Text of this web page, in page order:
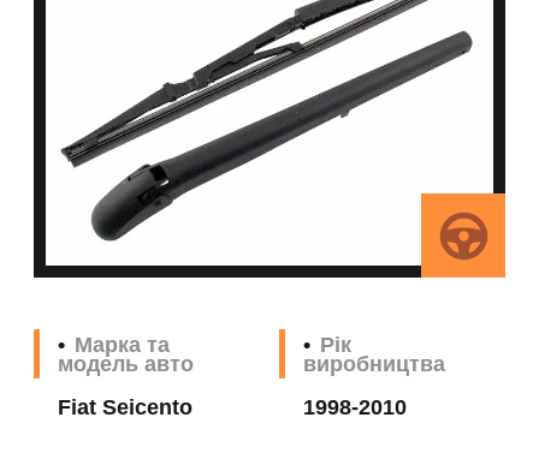
Марка та
модель авто
Fiat Seicento
Рік
виробництва
1998-2010